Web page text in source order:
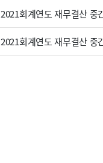
2021회계연도 재무결산 중
2021회계연도 재무결산 중